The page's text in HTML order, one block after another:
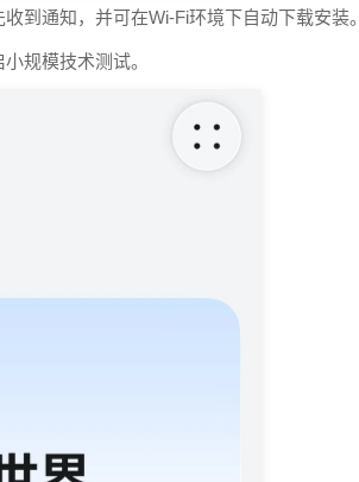
到通知，并可在Wi-Fi环境下自动下载安装。
规模技术测试。